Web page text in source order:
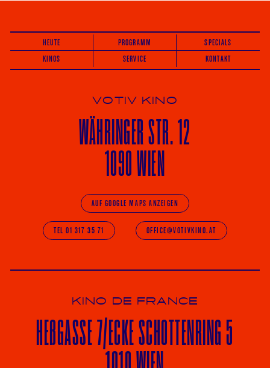
HEUTE PROGRAMM
SPECIALS
KINOS
SERVICE KONTAKT
VOTIV KINO
WÄHRINGERSTR. 12
1090 WIEN
AUF GOOGLE MAPS ANZEIGEN
TEL 01 317 35 71 OFFICE@VOTIVKINO.AT
KINO DE FRANCE
HEßGASSE 7/ECKESCHOTTENRING 5